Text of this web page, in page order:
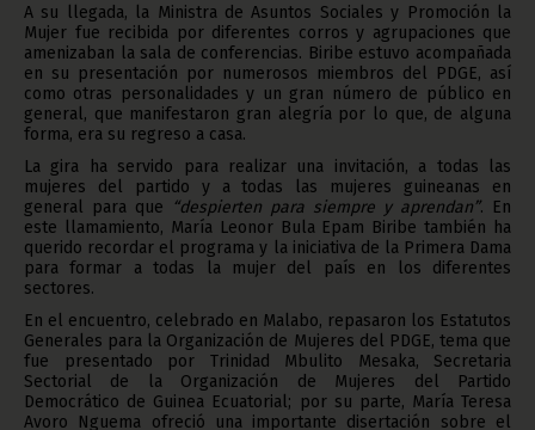
A su llegada, la Ministra de Asuntos Sociales y Promoción la
Mujer fue recibida por diferentes corros y agrupaciones que
amenizaban la sala de conferencias. Biribe estuvo acompañada
en su presentación por numerosos miembros del PDGE, así
como otras personalidades y un gran número de público en
general, que manifestaron gran alegría por lo que, de alguna
forma, era su regreso a casa.
La gira ha servido para realizar una invitación, a todas las
mujeres del partido y a todas las mujeres guineanas en
general para que
“despierten para siempre y aprendan”. En
este llamamiento, María Leonor Bula Epam Biribe también ha
querido recordar el programa y la iniciativa de la Primera Dama
para formar a todas la mujer del país en los diferentes
sectores.
En el encuentro, celebrado en Malabo, repasaron los Estatutos
Generales para la Organización de Mujeres del PDGE, tema que
fue presentado por Trinidad Mbulito Mesaka, Secretaria
Sectorial de la Organización de Mujeres del Partido
Democrático de Guinea Ecuatorial; por su parte, María Teresa
Avoro Nguema ofreció una importante disertación sobre el